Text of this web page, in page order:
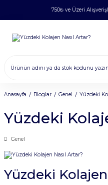
750₺ ve Üzeri
Anasayfa Bloglar Genel Yüzdeki
Yüzdeki
Genel
Yüzdeki